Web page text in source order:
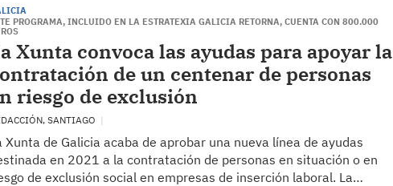
PROGRAMA, INCLUIDO EN LA ESTRATEXIA GALICIA RETORNA, CUENTA CON 800.000
Xunta convoca las ayudas para apoyar la
de un centenar de personas
riesgo de exclusión
SANTIAGO
Xunta de Galicia acaba de aprobar una nueva línea de ayudas
en 2021 a la contratación de personas en situación o en
de exclusión social en empresas de inserción laboral. La…